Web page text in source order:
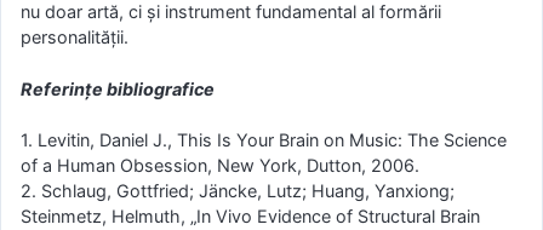
nu doar artă, ci și instrument fundamental al formării
personalității.
Referințe bibliografice
1. Levitin, Daniel J., This Is Your Brain on Music: The Science
of a Human Obsession, New York, Dutton, 2006.
2. Schlaug, Gottfried; Jäncke, Lutz; Huang, Yanxiong;
Steinmetz, Helmuth, „In Vivo Evidence of Structural Brain